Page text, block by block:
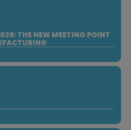
THE NEW MEETING POINT